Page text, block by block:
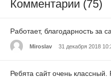
Комментарии (75)
Работает, благодарность за
Miroslav 31 декабря 2018
Ребята сайт очень